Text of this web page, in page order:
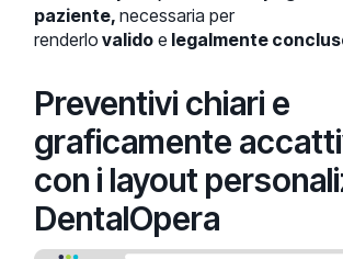
paziente,necessaria per
renderlo valido e legalmente
Preventivi chiari e
graficamente
con i layout
DentalOpera